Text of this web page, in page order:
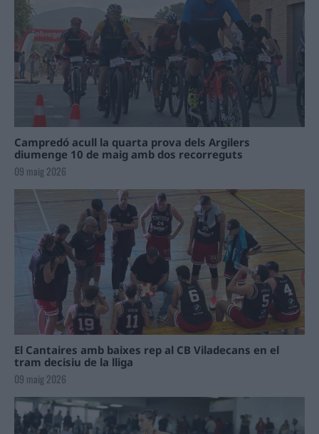
Campredó acull la quarta prova dels Argilers
diumenge 10 de maig amb dos recorreguts
09 maig 2026
El Cantaires amb baixes rep al CB Viladecans en el
tram decisiu de la lliga
09 maig 2026